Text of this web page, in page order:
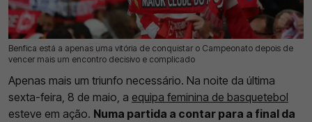
Benfica está a apenas uma vitória de conquistar o Campeonato depois de
vencer mais um encontro decisivo e complicado
09 Mai 2026 | 16:21 | 0
Apenas mais um triunfo necessário. Na noite da última
sexta-feira, 8 de maio, a equipa feminina de basquetebol
esteve em ação. Numa partida a contar para a final da